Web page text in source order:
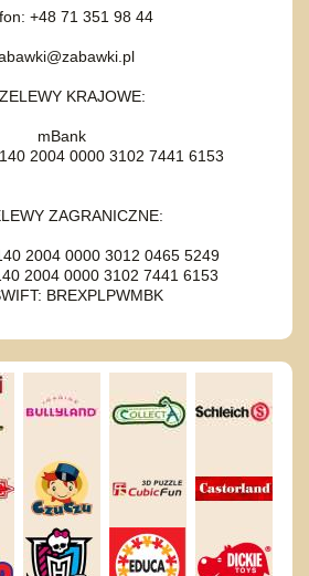
+48 71 351 98 44
KRAJOWE:
mBank
2004 0000 3102 7441 6153
ZAGRANICZNE:
2004 0000 3012 0465 5249
2004 0000 3102 7441 6153
BREXPLPWMBK